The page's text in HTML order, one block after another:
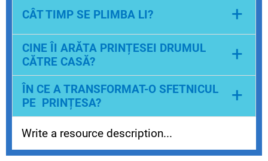
PE LAC
CÂT TIMP SE PLIMBA LI? +
PÂNĂ APĂREA LUNA.
CINE ÎI ARĂTA PRINȚESEI DRUMUL
CĂTRE CASĂ?
+
LICURICII.
ÎN CE A TRANSFORMAT-O SFETNICUL
PE PRINȚESA?
+
LEBĂDĂ
Write a resource description...